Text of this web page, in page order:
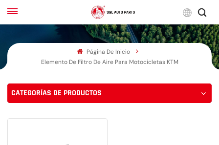
English
Français
Página De Inicio
Elemento De Filtro De Aire Para Motocicletas KTM
CATEGORÍAS DE PRODUCTOS